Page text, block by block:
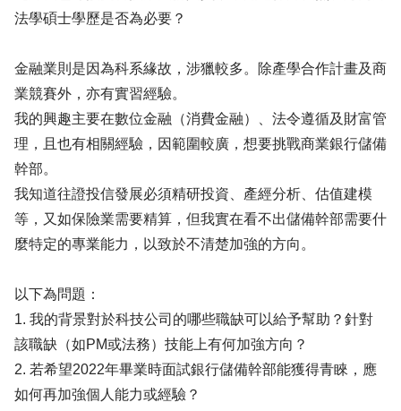
法學碩士學歷是否為必要？
金融業則是因為科系緣故，涉獵較多。除產學合作計畫及商
業競賽外，亦有實習經驗。
我的興趣主要在數位金融（消費金融）、法令遵循及財富管
理，且也有相關經驗，因範圍較廣，想要挑戰商業銀行儲備
幹部。
我知道往證投信發展必須精研投資、產經分析、估值建模
等，又如保險業需要精算，但我實在看不出儲備幹部需要什
麼特定的專業能力，以致於不清楚加強的方向。
以下為問題：
1. 我的背景對於科技公司的哪些職缺可以給予幫助？針對
該職缺（如PM或法務）技能上有何加強方向？
2. 若希望2022年畢業時面試銀行儲備幹部能獲得青睞，應
如何再加強個人能力或經驗？